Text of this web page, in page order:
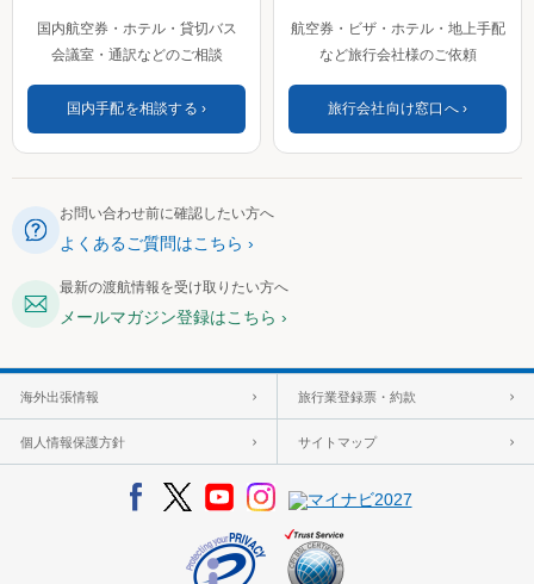
国内航空券・ホテル・貸切バス
会議室・通訳などのご相談
国内手配を相談する
航空券・ビザ・ホテル・地上手配
など旅行会社様のご依頼
旅行会社向け窓口へ
お問い合わせ前に確認したい方へ
よくあるご質問はこちら
最新の渡航情報を受け取りたい方へ
メールマガジン登録はこちら
海外出張情報 旅行業登録票・約款
個人情報保護方針 サイトマップ